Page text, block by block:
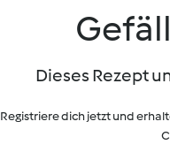
Dieses Rezept
Registriere dich jetzt und